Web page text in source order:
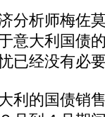
析师梅佐
意大利国债
已经没有必
的国债销